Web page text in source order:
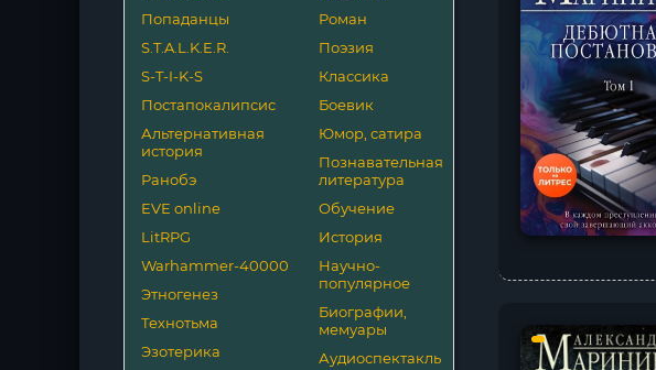
Попаданцы
S.T.A.L.K.E.R.
S-T-I-K-S
Постапокалипсис
Альтернативная
история
Ранобэ
EVE online
LitRPG
Warhammer-40000
Этногенез
Технотьма
Эзотерика
Роман
Поэзия
Классика
Боевик
Юмор, сатира
Познавательная
литература
Обучение
История
Научно-
популярное
Биографии,
мемуары
Аудиоспектакль